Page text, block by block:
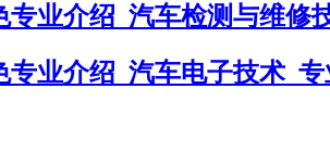
业介绍_汽车检测与维修
业介绍_汽车电子技术_